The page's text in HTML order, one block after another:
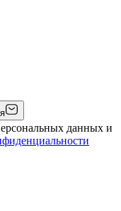
данных и